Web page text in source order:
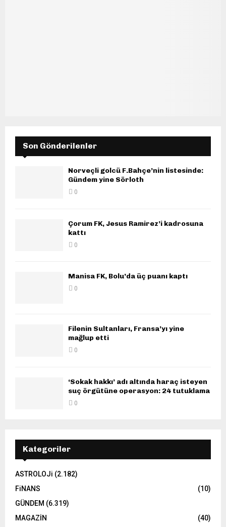
Son Gönderilenler
Norveçli golcü F.Bahçe’nin listesinde:
Gündem yine Sörloth
0
Çorum FK, Jesus Ramirez’i kadrosuna
kattı
0
Manisa FK, Bolu’da üç puanı kaptı
0
Filenin Sultanları, Fransa’yı yine
mağlup etti
0
‘Sokak hakkı’ adı altında haraç isteyen
suç örgütüne operasyon: 24 tutuklama
0
Kategoriler
ASTROLOJi (2.182)
FiNANS
(10)
GÜNDEM (6.319)
MAGAZİN
(40)